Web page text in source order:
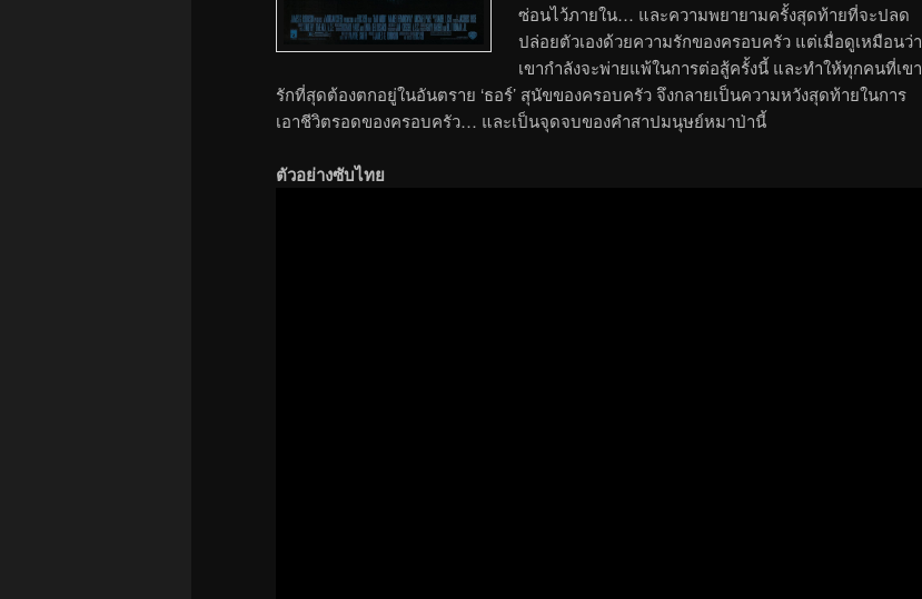
ซ่อนไว้ภายใน… และความพยายามครั้งสุดท้ายที่จะปลด
ปล่อยตัวเองด้วยความรักของครอบครัว แต่เมื่อดูเหมือนว่า
เขากำลังจะพ่ายแพ้ในการต่อสู้ครั้งนี้ และทำให้ทุกคนที่เขา
รักที่สุดต้องตกอยู่ในอันตราย ‘ธอร์’ สุนัขของครอบครัว จึงกลายเป็นความหวังสุดท้ายในการ
เอาชีวิตรอดของครอบครัว… และเป็นจุดจบของคำสาปมนุษย์หมาป่านี้
ตัวอย่างซับไทย